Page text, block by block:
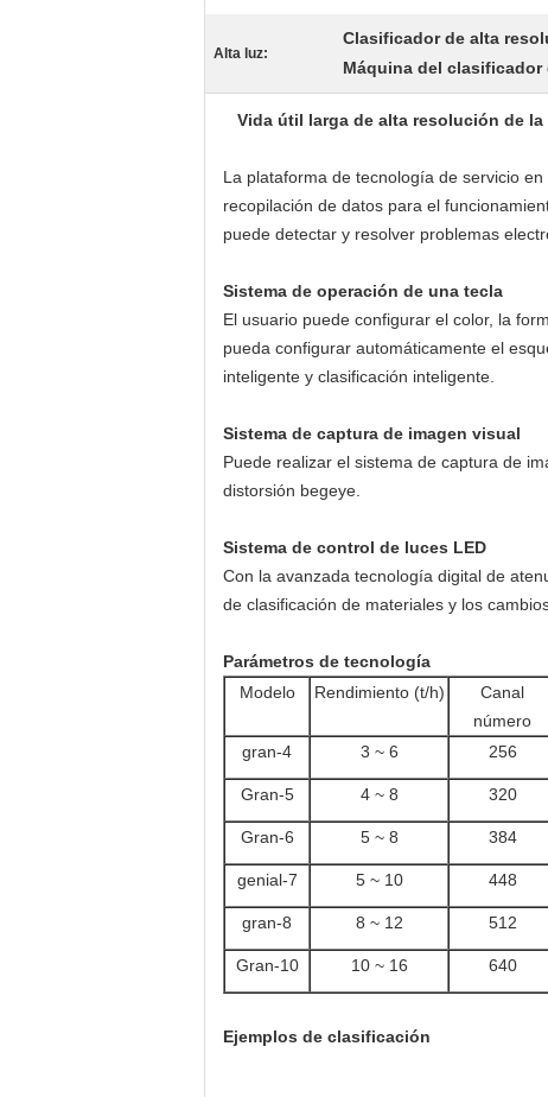
Alta luz:
Clasificador de alta
Máquina del
Vida útil larga de alta resolución de
La plataforma de tecnología de servicio
recopilación de datos para el
puede detectar y resolver problemas
Sistema de operación de una tecla
El usuario puede configurar el color, la
pueda configurar automáticamente el
inteligente y clasificación inteligente.
Sistema de captura de imagen visual
Puede realizar el sistema de captura de
distorsión begeye.
Sistema de control de luces LED
Con la avanzada tecnología digital de
de clasificación de materiales y los
Parámetros de tecnología
Modelo
Rendimiento (t/h)
Canal
número
gran-4
3 ~ 6 256
Gran-5 4 ~ 8 320
Gran-6 5 ~ 8 384
genial-7 5 ~ 10 448
gran-8 8 ~ 12 512
Gran-10 10 ~ 16 640
Ejemplos de clasificación